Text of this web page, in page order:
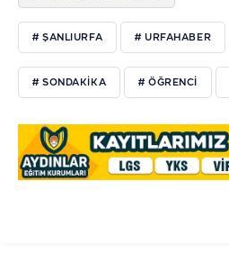
# ŞANLIURFA # URFAHABER
# SONDAKİKA # ÖĞRENCİ